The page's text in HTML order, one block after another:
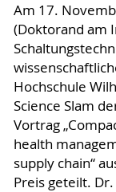
Am 17.
(Doktorand am
Hochschule
Science Slam
Vortrag
health
supply chain“
Preis geteilt.